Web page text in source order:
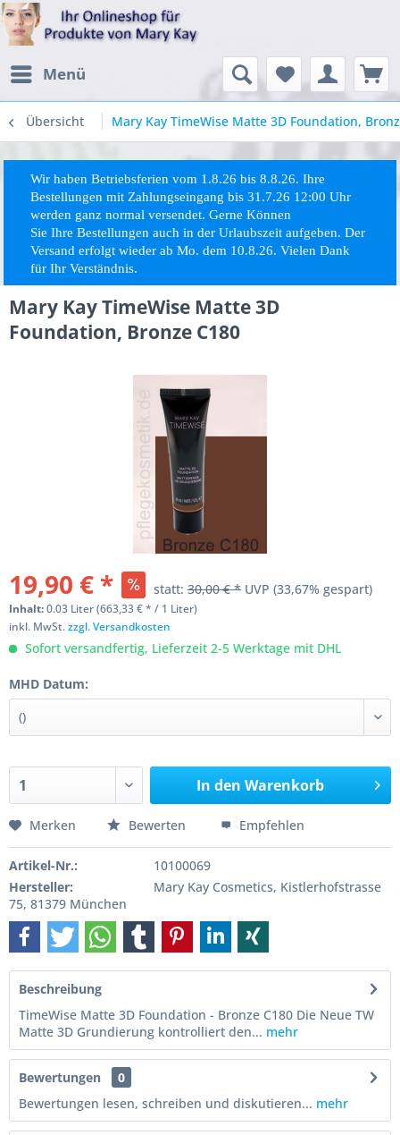
Menü
Übersicht Mary Kay TimeWise Matte 3D Foundation,
Wir haben Betriebsferien vom 1.8.26 bis 8.8.26. Ihre
Bestellungen mit Zahlungseingang bis 31.7.26 12:00 Uhr
werden ganz normal versendet. Gerne Können
SieIhreBestellungen auch in der Urlaubszeit aufgeben. Der
Versand erfolgt wieder ab Mo. dem 10.8.26. Vielen Dank
für Ihr Verständnis.
Mary Kay TimeWise Matte 3D
Foundation, Bronze C180
19,90 € * statt: 30,00 € * UVP (33,67% gespart)
Inhalt:0.03 Liter (663,33 € * / 1 Liter)
inkl. MwSt.zzgl. Versandkosten
Sofort versandfertig, Lieferzeit 2-5 Werktage mit DHL
MHD Datum:
In den Warenkorb
Merken Bewerten Empfehlen
Artikel-Nr.:
10100069
Hersteller:
Mary Kay Cosmetics, Kistlerhofstrasse
75, 81379 München
Beschreibung
TimeWise Matte 3D Foundation - Bronze C180 Die Neue TW
Matte 3D Grundierung kontrolliert den... mehr
Bewertungen
0
Bewertungen lesen, schreiben und diskutieren... mehr